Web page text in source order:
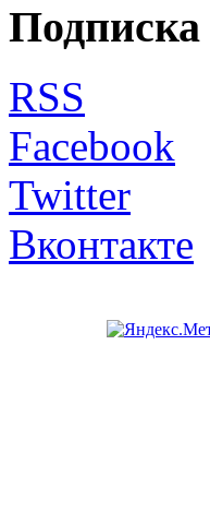
Подписка
RSS
Facebook
Twitter
Вконтакте